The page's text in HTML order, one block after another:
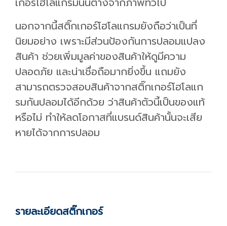
นอกจากนี้สติ๊กเกอร์โฮโลแกรมยังถือว่าเป็นที่
นิยมอย่าง เพราะมีส่วนป้องกันการปลอมแปลง
สินค้า ช่วยเพิ่มมูลค่าของสินค้าให้ดูมีความ
ปลอดภัย และน่าเชื่อถือมากยิ่งขึ้น แถมยัง
สามารถตรวจสอบสินค้าจากสติ๊กเกอร์โฮโลแก
รมกันปลอมได้อีกด้วย ว่าสินค้าตัวนี้เป็นของแท้
หรือไม่ ทำให้ลดโอกาสที่แบรนด์สินค้านั้นจะเสีย
หายได้จากการปลอม
รายละเอียดสติ๊กเกอร์